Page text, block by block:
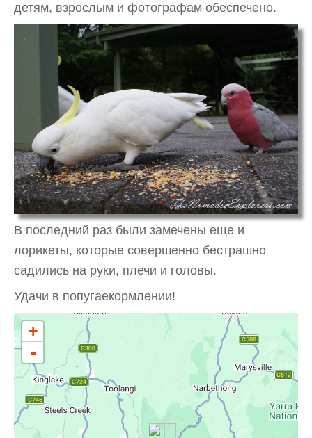
детям, взрослым и фотографам обеспечено.
В последний раз были замечены еще и
лорикеты, которые совершенно бестрашно
садились на руки, плечи и головы.
Удачи в попугаекормлении!
+
-